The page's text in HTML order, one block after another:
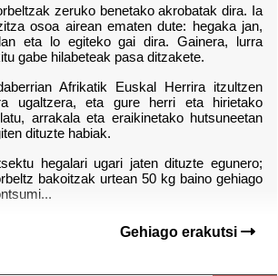
zeruko benetako akrobatak dira. Ia
osoa airean ematen dute: hegaka jan,
eta lo egiteko gai dira. Gainera, lurra
gabe hilabeteak pasa ditzakete.
Afrikatik Euskal Herrira itzultzen
ugaltzera, eta gure herri eta hirietako
arrakala eta eraikinetako hutsuneetan
dituzte habiak.
hegalari ugari jaten dituzte egunero;
bakoitzak urtean 50 kg baino gehiago
Gehiago erakutsi